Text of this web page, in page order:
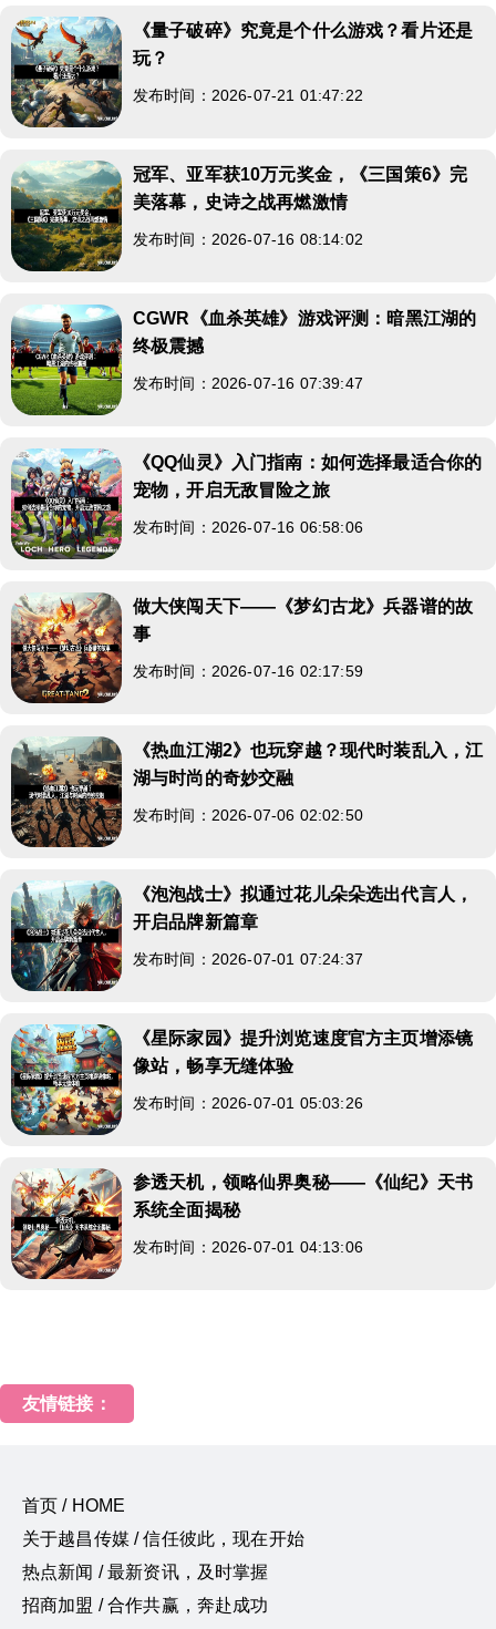
《量子破碎》究竟是个什么游戏？看片还是
玩？
发布时间：2026-07-21 01:47:22
冠军、亚军获10万元奖金，《三国策6》完
美落幕，史诗之战再燃激情
发布时间：2026-07-16 08:14:02
CGWR《血杀英雄》游戏评测：暗黑江湖的
终极震撼
发布时间：2026-07-16 07:39:47
《QQ仙灵》入门指南：如何选择最适合你的
宠物，开启无敌冒险之旅
发布时间：2026-07-16 06:58:06
做大侠闯天下——《梦幻古龙》兵器谱的故
事
发布时间：2026-07-16 02:17:59
《热血江湖2》也玩穿越？现代时装乱入，江
湖与时尚的奇妙交融
发布时间：2026-07-06 02:02:50
《泡泡战士》拟通过花儿朵朵选出代言人，
开启品牌新篇章
发布时间：2026-07-01 07:24:37
《星际家园》提升浏览速度官方主页增添镜
像站，畅享无缝体验
发布时间：2026-07-01 05:03:26
参透天机，领略仙界奥秘——《仙纪》天书
系统全面揭秘
发布时间：2026-07-01 04:13:06
友情链接：
首页 / HOME
关于越昌传媒 / 信任彼此，现在开始
热点新闻 / 最新资讯，及时掌握
招商加盟 / 合作共赢，奔赴成功